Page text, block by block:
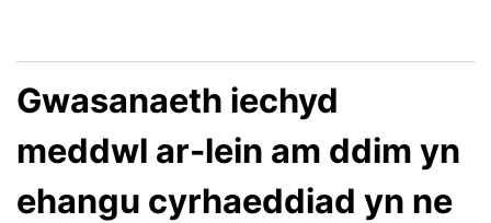
Gwasanaeth iechyd
meddwl ar-lein am ddim yn
ehangu cyrhaeddiad yn ne